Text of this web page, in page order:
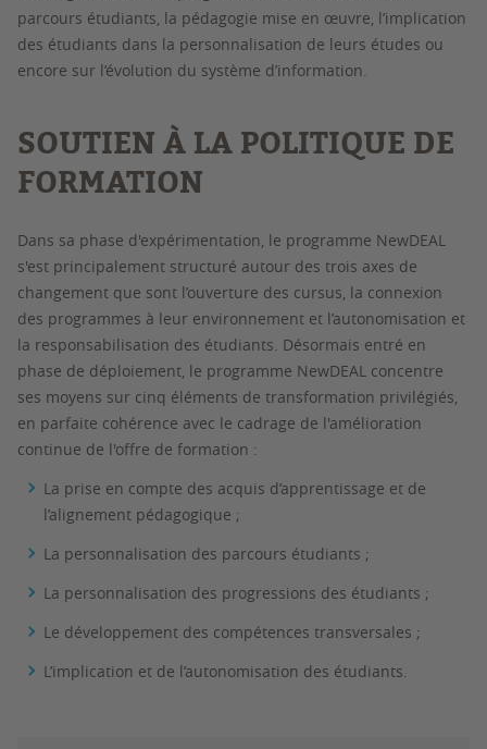
parcours étudiants, la pédagogie mise en œuvre, l’implication
des étudiants dans la personnalisation de leurs études ou
encore sur l’évolution du système d’information.
SOUTIEN À LA POLITIQUE DE
FORMATION
Dans sa phase d'expérimentation, le programme NewDEAL
s'est principalement structuré autour des trois axes de
changement que sont l’ouverture des cursus, la connexion
des programmes à leur environnement et l’autonomisation et
la responsabilisation des étudiants. Désormais entré en
phase de déploiement, le programme NewDEAL concentre
ses moyens sur cinq éléments de transformation privilégiés,
en parfaite cohérence avec le cadrage de l'amélioration
continue de l'offre de formation :
La prise en compte des acquis d’apprentissage et de
l’alignement pédagogique ;
La personnalisation des parcours étudiants ;
La personnalisation des progressions des étudiants ;
Le développement des compétences transversales ;
L’implication et de l’autonomisation des étudiants.